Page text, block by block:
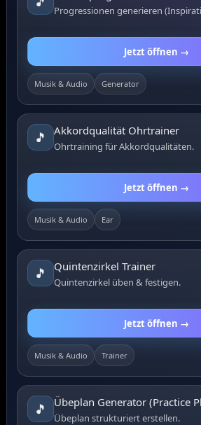
Progressionen generieren
Jetzt öffnen →
Musik & Audio Generator
🎵 Akkordqualität Ohrtrainer
Ohrtraining für Akkordqualitäten.
Jetzt öffnen →
Musik & Audio Ear
🎵 Quintenzirkel Trainer
Quintenzirkel üben & festigen.
Jetzt öffnen →
Musik & Audio Trainer
🎵 Übeplan Generator (Practice
Übeplan strukturiert erstellen.